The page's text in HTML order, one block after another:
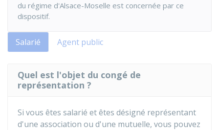
du régime d'Alsace-Moselle est concernée par ce
dispositif.
Salarié Agent public
Quel est l'objet du congé de
représentation ?
Si vous êtes salarié et êtes désigné représentant
d'une association ou d'une mutuelle, vous pouvez